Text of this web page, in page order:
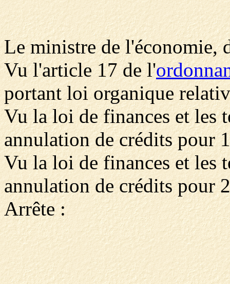
Le ministre de l'économie,
Vu l'article 17 de l'
portant loi organique
Vu la loi de finances et les
annulation de crédits pour
Vu la loi de finances et les
annulation de crédits pour
Arrête :